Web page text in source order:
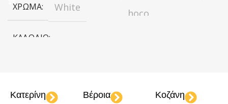
ΧΡΏΜΑ White
ΚΑΛΏΔΙΟ
ΜΉΚΟΣ 1m
hoco
Κατερίνη Βέροια Κοζάνη